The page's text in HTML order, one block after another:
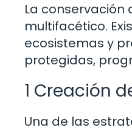
La conservación
multifacético.
ecosistemas y
protegidas,
1 Creación
Una de las